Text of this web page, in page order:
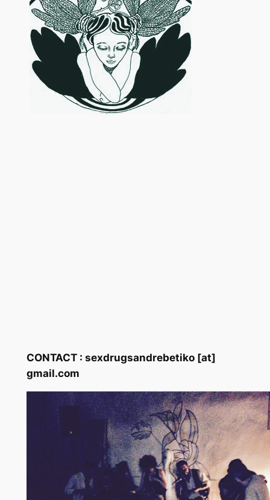
CONTACT : sexdrugsandrebetiko [at]
gmail.com